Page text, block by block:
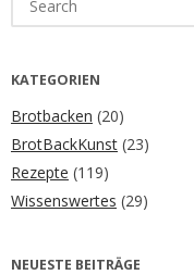
for:
KATEGORIEN
Brotbacken (20)
BrotBackKunst (23)
Rezepte (119)
Wissenswertes (29)
NEUESTE BEITRÄGE